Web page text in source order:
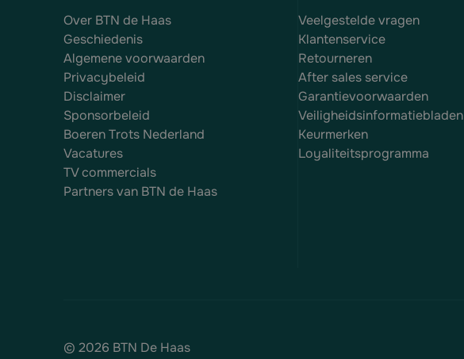
Over BTN de Haas
Geschiedenis
Algemene voorwaarden
Privacybeleid
Disclaimer
Sponsorbeleid
Boeren Trots Nederland
Vacatures
TV commercials
Partners van BTN de Haas
Veelgestelde vragen
Klantenservice
Retourneren
After sales service
Garantievoorwaarden
Veiligheidsinformatiebladen
Keurmerken
Loyaliteitsprogramma
© 2026 BTN De Haas